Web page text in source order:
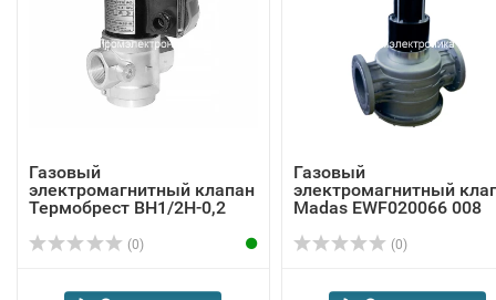
Газовый
электромагнитный клапан
Термобрест ВН1/2Н-0,2
(0)
Газовый
электромагнитный
Madas EWF020066 008
(0)